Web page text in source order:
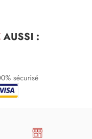
AUSSI :
sécurisé